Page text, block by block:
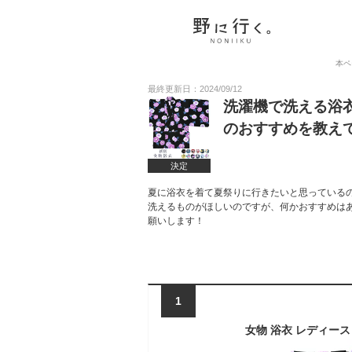
本
最終更新日：2024/09/12
決定
洗濯機で洗える浴
のおすすめを教え
夏に浴衣を着て夏祭りに行きたいと思ってい
洗えるものがほしいのですが、何かおすすめ
願いします！
1